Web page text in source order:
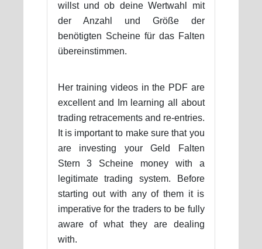
willst und ob deine Wertwahl mit
der Anzahl und Größe der
benötigten Scheine für das Falten
übereinstimmen.
Her training videos in the PDF are
excellent and Im learning all about
trading retracements and re-entries.
It is important to make sure that you
are investing your Geld Falten
Stern 3 Scheine money with a
legitimate trading system. Before
starting out with any of them it is
imperative for the traders to be fully
aware of what they are dealing
with.